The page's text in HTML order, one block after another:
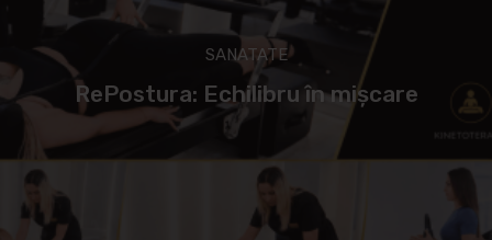
SANATATE
RePostura: Echilibru în mișcare